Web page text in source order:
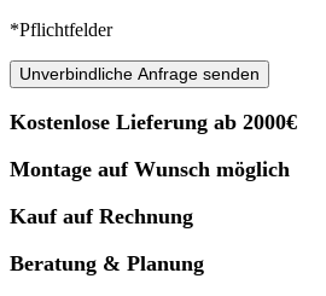
*Pflichtfelder
Unverbindliche Anfrage senden
Kostenlose Lieferung ab 2000€
Montage auf Wunsch möglich
Kauf auf Rechnung
Beratung & Planung